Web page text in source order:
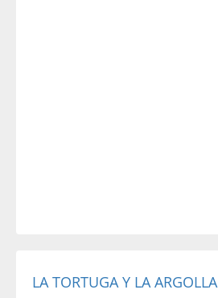
LA TORTUGA Y LA ARGOLLA